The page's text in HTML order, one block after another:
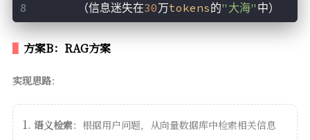
      （信息迷失在
30万tokens的"大海" 中）
方案B：RAG方案
实现思路：
语义检索：根据用户问题，从向量数据库中检索相关信息